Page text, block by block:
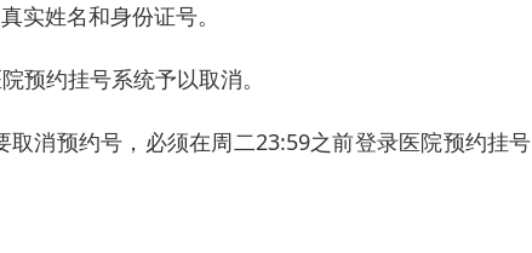
实姓名和身份证号。
预约挂号系统予以取消。
消预约号，必须在周二23:59之前登录医院预约挂